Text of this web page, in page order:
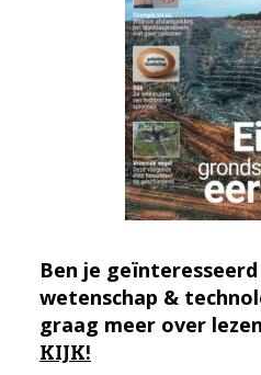
Ben je
wetenschap &
graag meer over
KIJK!